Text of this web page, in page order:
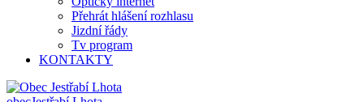
Přehrát hlášení rozhlasu
Jizdní řády
Tv program
KONTAKTY